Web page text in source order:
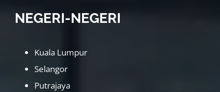
NEGERI-NEGERI
Kuala Lumpur
Selangor
Putrajaya